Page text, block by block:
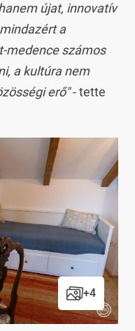
újat, innovatív
a
medence számos
a kultúra nem
erő"- tette
+4